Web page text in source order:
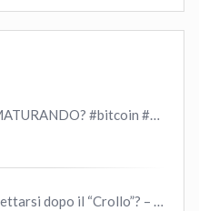
#bitcoin #crypto #trading
BITCOIN cosa aspettarsi dopo il “Crollo”? – CryptoMonday NEWS w16/’21